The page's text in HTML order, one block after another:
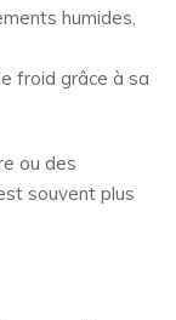
humides,
froid grâce à sa
ou des
souvent plus